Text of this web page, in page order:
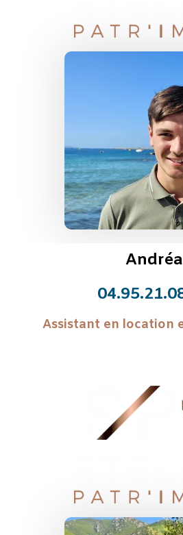
Andréa
Assistant en location